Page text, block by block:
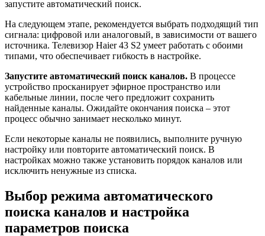
запустите автоматический поиск.
На следующем этапе, рекомендуется выбрать подходящий тип
сигнала: цифровой или аналоговый, в зависимости от вашего
источника. Телевизор Haier 43 S2 умеет работать с обоими
типами, что обеспечивает гибкость в настройке.
Запустите автоматический поиск каналов. В процессе
устройство просканирует эфирное пространство или
кабельные линии, после чего предложит сохранить
найденные каналы. Ожидайте окончания поиска – этот
процесс обычно занимает несколько минут.
Если некоторые каналы не появились, выполните ручную
настройку или повторите автоматический поиск. В
настройках можно также установить порядок каналов или
исключить ненужные из списка.
Выбор режима автоматического
поиска каналов и настройка
параметров поиска